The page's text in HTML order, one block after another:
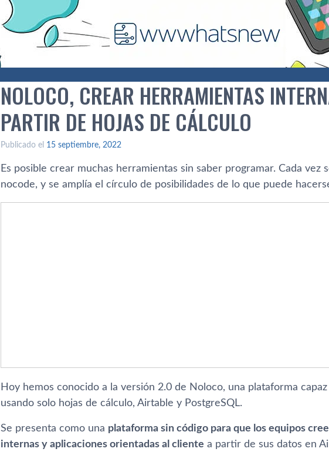
NOLOCO, CREAR HERRAMIENTAS
PARTIR DE HOJAS DE CÁLCULO
Publicado el 15 septiembre, 2022
Es posible crear muchas herramientas sin saber programar. Cada vez
nocode, y se amplía el círculo de posibilidades de lo que puede
Hoy hemos conocido a la versión 2.0 de Noloco, una plataforma
usando solo hojas de cálculo, Airtable y PostgreSQL.
Se presenta como una plataforma sin código para que los equipos
internas y aplicaciones orientadas al cliente a partir de sus datos en